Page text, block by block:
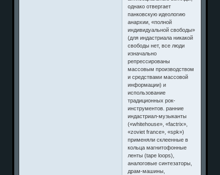
однако отвергает
панковскую идеологию
анархии, «полной
индивидуальной свободы»
(для индастриала никакой
свободы нет, все люди
изначально
репрессированы
массовым производством
и средствами массовой
информации) и
использование
традиционных рок-
инструментов. ранние
индастриал-музыканты
(«whitehouse», «factrix»,
«zoviet france», «spk»)
применяли склеенные в
кольца магнитофонные
ленты (tape loops),
аналоговые синтезаторы,
драм-машины,